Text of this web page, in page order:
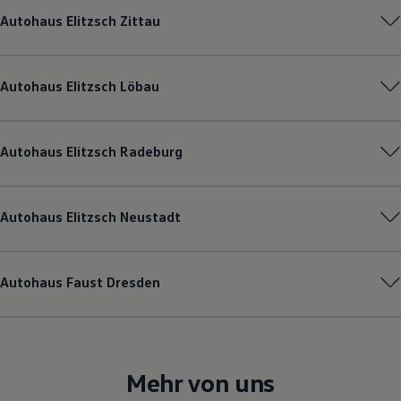
Magazin
Lifestyle
Elektromobilität
Volkswagen R
Autohaus Elitzsch Zittau
Autohaus Elitzsch Löbau
Autohaus Elitzsch Radeburg
Autohaus Elitzsch Neustadt
Autohaus Faust Dresden
Mehr von uns